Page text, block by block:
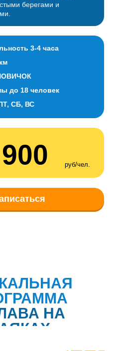
3-4 часа
до 18 человек
СБ, ВС
руб/чел.
берегами и
НА